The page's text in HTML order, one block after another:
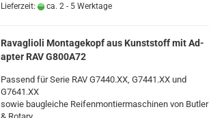
Lieferzeit:
ca. 2 - 5 Werktage
Ra­vaglio­li Mon­ta­ge­kopf aus Kunst­stoff mit Ad­
ap­ter RAV G800A72
Pas­send für Serie RAV G7440.XX, G7441.XX und
G7641.XX
sowie bau­glei­che Rei­fen­mon­tier­ma­schi­nen von But­ler